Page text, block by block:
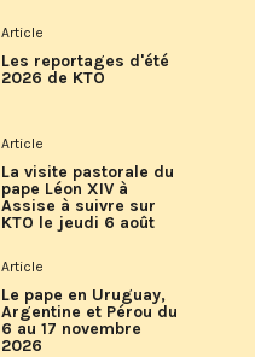
Article
Les reportages d'été
2026 de KTO
Article
La visite pastorale du
pape Léon XIV à
Assise à suivre sur
KTO le jeudi 6 août
Article
Le pape en Uruguay,
Argentine et Pérou du
6 au 17 novembre
2026